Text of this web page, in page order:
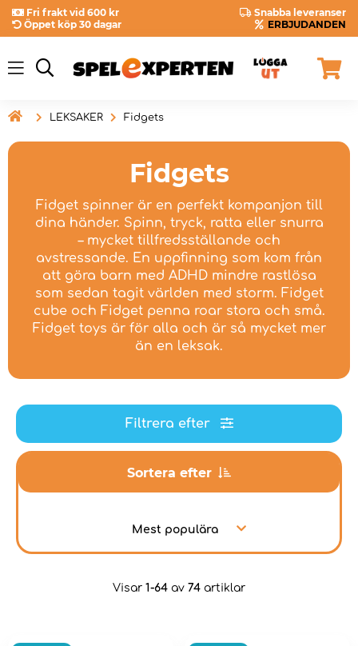
Fri frakt vid 600 kr
Snabba leveranser
Öppet köp 30 dagar
ERBJUDANDEN
 LEKSAKER Fidgets
Fidgets
Fidget spinner är en perfekt kompanjon till
dina händer. Spinn, tryck, ratta eller snurra
– mycket tillfredsställande och
avstressande. En uppfinning som kom från
att göra barn med ADHD mindre rastlösa
som sedan tagit världen med storm. Fidget
cube och Fidget penna roar stora och små.
Fidget toys är för alla och är så mycket mer
än en leksak.
Filtrera efter
Sortera efter
Mest populära
Visar 1-64 av 74 artiklar